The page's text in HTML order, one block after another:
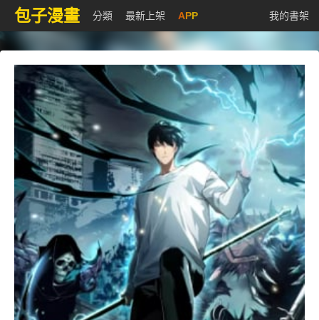
包子漫畫 分類 最新上架 APP 我的書架